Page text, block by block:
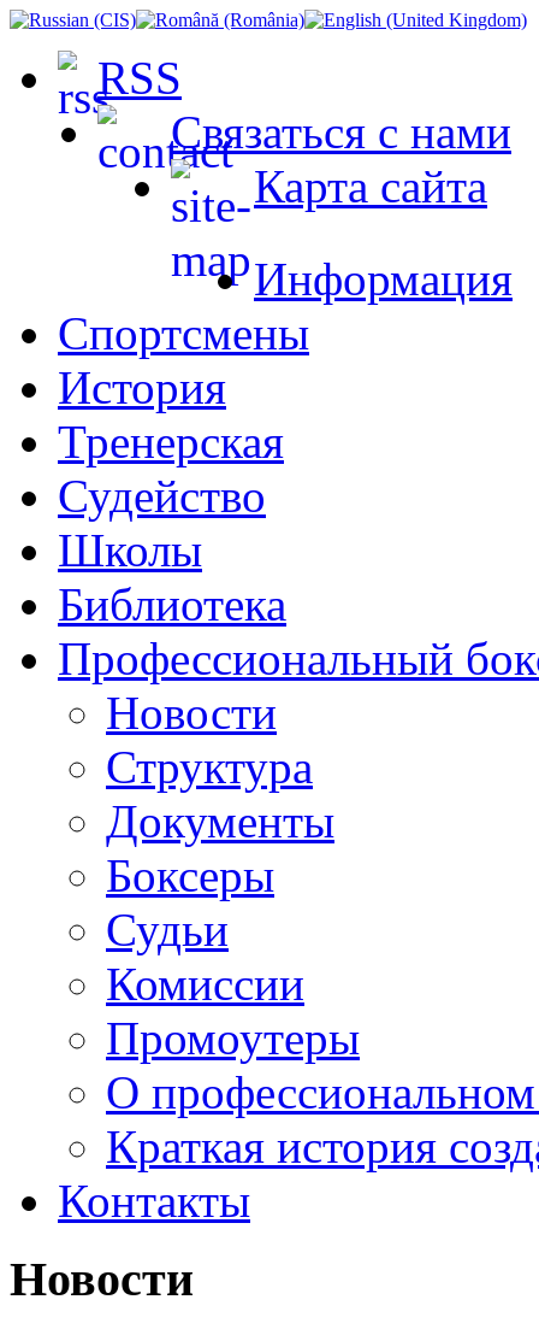
RSS
Связаться с нами
Карта сайта
Информация
Спортсмены
История
Тренерская
Судейство
Школы
Библиотека
Профессиональный
Новости
Структура
Документы
Боксеры
Судьи
Комиссии
Промоутеры
О профессиональном
Краткая история
Контакты
Новости